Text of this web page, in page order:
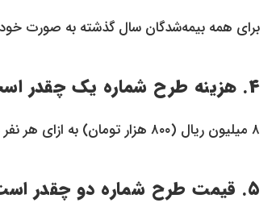
برای همه بیمه‌شدگان سال گذشته به صورت
۴. هزینه طرح شماره یک چقدر است؟
۸ میلیون ریال (۸۰۰ هزار تومان) به ازای هر نفر در ماه.
۵. قیمت طرح شماره دو چقدر است؟